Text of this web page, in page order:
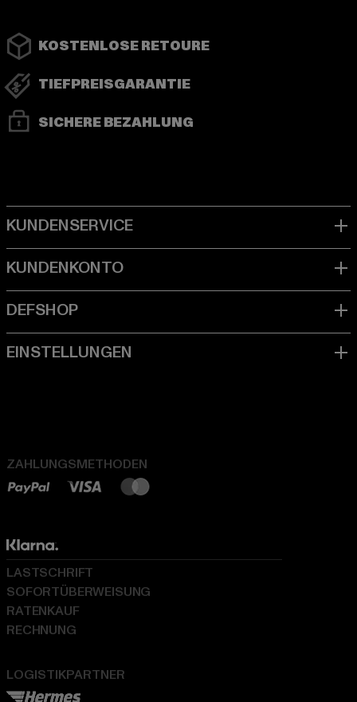
KOSTENLOSE RETOURE
TIEFPREISGARANTIE
SICHERE BEZAHLUNG
ZAHLUNGSMETHODEN
LOGISTIKPARTNER
LASTSCHRIFT
SOFORTÜBERWEISUNG
RATENKAUF
RECHNUNG